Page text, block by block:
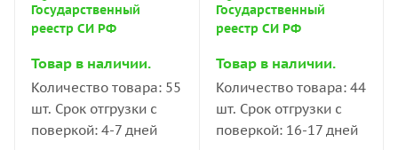
Государственный
реестр СИ РФ
Товар в наличии.
Количество товара: 55
шт. Срок отгрузки с
поверкой: 4-7 дней
Государственный
реестр СИ РФ
Товар в наличии.
Количество товара: 44
шт. Срок отгрузки с
поверкой: 16-17 дней